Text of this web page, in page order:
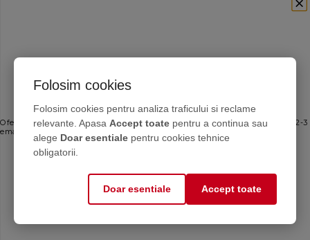
Calculator antigel
Folosim cookies
Folosim cookies pentru analiza traficului si reclame
relevante. Apasa Accept toate pentru a continua sau
alege Doar esentiale pentru cookies tehnice
obligatorii.
Doar esentiale Accept toate
Ofertele bune, direct în inbox
Oferte personalizate și sfaturi de întreținere direct de la producător. Maximum 2-3
emailuri pe lună — fără spam.
Mă abonez